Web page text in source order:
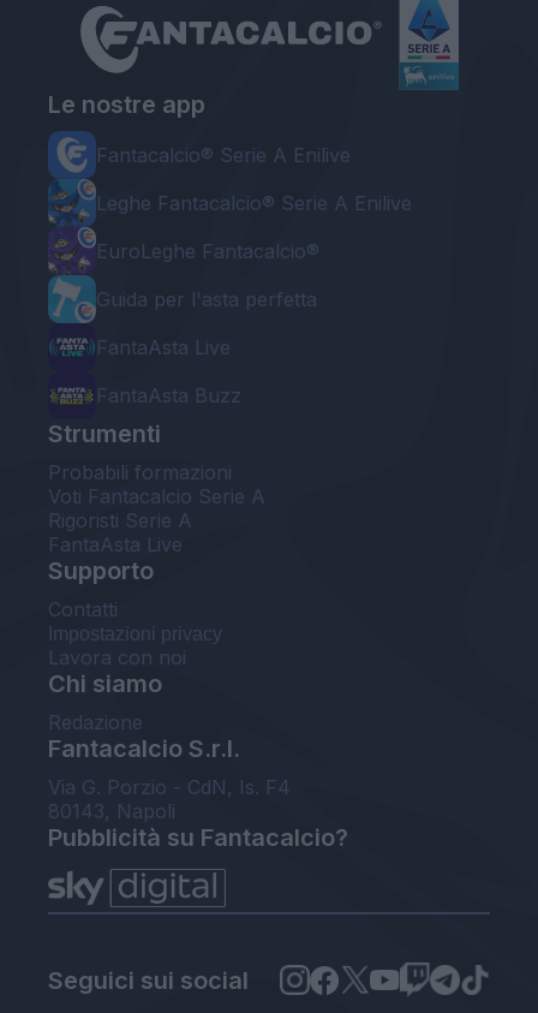
Le nostre app
Fantacalcio® Serie A Enilive
Leghe Fantacalcio® Serie A Enilive
EuroLeghe Fantacalcio®
Guida per l'asta perfetta
FantaAsta Live
FantaAsta Buzz
Strumenti
Probabili formazioni
Voti Fantacalcio Serie A
Rigoristi Serie A
FantaAsta Live
Supporto
Contatti
Impostazioni privacy
Lavora con noi
Chi siamo
Redazione
Fantacalcio S.r.l.
Via G. Porzio - CdN, Is. F4
80143, Napoli
Pubblicità su Fantacalcio?
Seguici sui social